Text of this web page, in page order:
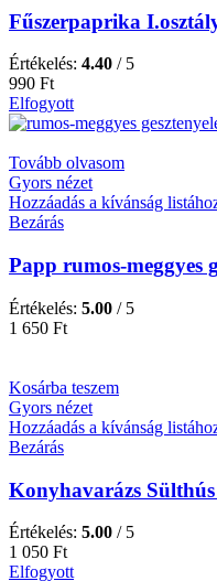
Fűszerpaprika
Értékelés: 4.40 / 5
990 Ft
Elfogyott
Tovább olvasom
Gyors nézet
Hozzáadás a kívánság
Bezárás
Papp rumos-meggyes
Értékelés: 5.00 / 5
1 650 Ft
Kosárba teszem
Gyors nézet
Hozzáadás a kívánság
Bezárás
Konyhavarázs
Értékelés: 5.00 / 5
1 050 Ft
Elfogyott